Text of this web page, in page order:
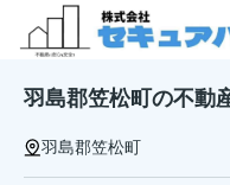
羽島郡笠松町の不動
羽島郡笠松町